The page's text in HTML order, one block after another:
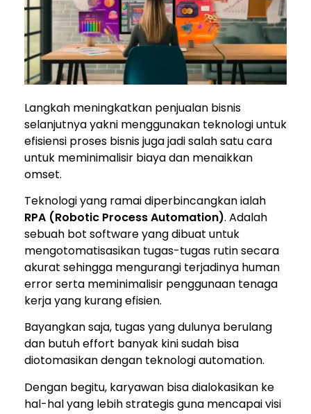
Langkah meningkatkan penjualan bisnis
selanjutnya yakni menggunakan teknologi untuk
efisiensi proses bisnis juga jadi salah satu cara
untuk meminimalisir biaya dan menaikkan
omset.
Teknologi yang ramai diperbincangkan ialah
RPA (Robotic Process Automation). Adalah
sebuah bot software yang dibuat untuk
mengotomatisasikan tugas-tugas rutin secara
akurat sehingga mengurangi terjadinya human
error serta meminimalisir penggunaan tenaga
kerja yang kurang efisien.
Bayangkan saja, tugas yang dulunya berulang
dan butuh effort banyak kini sudah bisa
diotomasikan dengan teknologi automation.
Dengan begitu, karyawan bisa dialokasikan ke
hal-hal yang lebih strategis guna mencapai visi